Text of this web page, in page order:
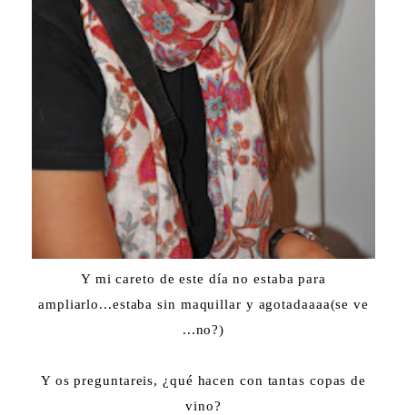
Y mi careto de este día no estaba para
ampliarlo...estaba sin maquillar y agotadaaaa(se ve
...no?)
Y os preguntareis, ¿qué hacen con tantas copas de
vino?